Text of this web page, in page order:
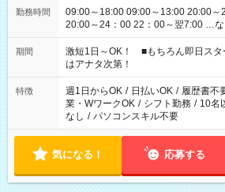
勤務時間
09:00～18:00 09:00～13:00 20:00
20:00～24：00 22：00～翌7:00 …など1
シフトもございます！ お気軽にご相
期間
激短1日～OK！ ■もちろん即日ス
はアナタ次第！
特徴 週1日からOK / 日払いOK / 履歴書不
業・WワークOK / シフト勤務 / 10名
なし / パソコンスキル不要
気になる！ 応募する